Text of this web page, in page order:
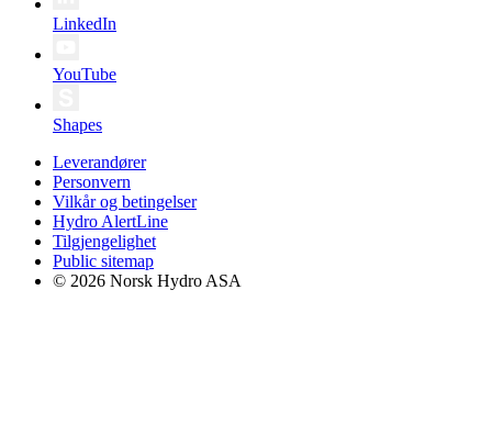
LinkedIn
YouTube
Shapes
Leverandører
Personvern
Vilkår og betingelser
Hydro AlertLine
Tilgjengelighet
Public sitemap
© 2026 Norsk Hydro ASA